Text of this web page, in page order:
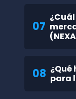
07
08 para